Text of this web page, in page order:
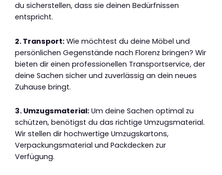
du sicherstellen, dass sie deinen Bedürfnissen
entspricht.
2. Transport: Wie möchtest du deine Möbel und
persönlichen Gegenstände nach Florenz bringen? Wir
bieten dir einen professionellen Transportservice, der
deine Sachen sicher und zuverlässig an dein neues
Zuhause bringt.
3. Umzugsmaterial: Um deine Sachen optimal zu
schützen, benötigst du das richtige Umzugsmaterial.
Wir stellen dir hochwertige Umzugskartons,
Verpackungsmaterial und Packdecken zur
Verfügung.